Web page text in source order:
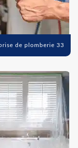
de plomberie 33